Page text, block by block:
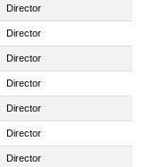
Director
Director
Director
Director
Director
Director
Director